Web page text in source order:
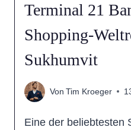
Terminal 21
Shopping-
Sukhumvit
Von Tim Kroeger
Eine der beliebtesten